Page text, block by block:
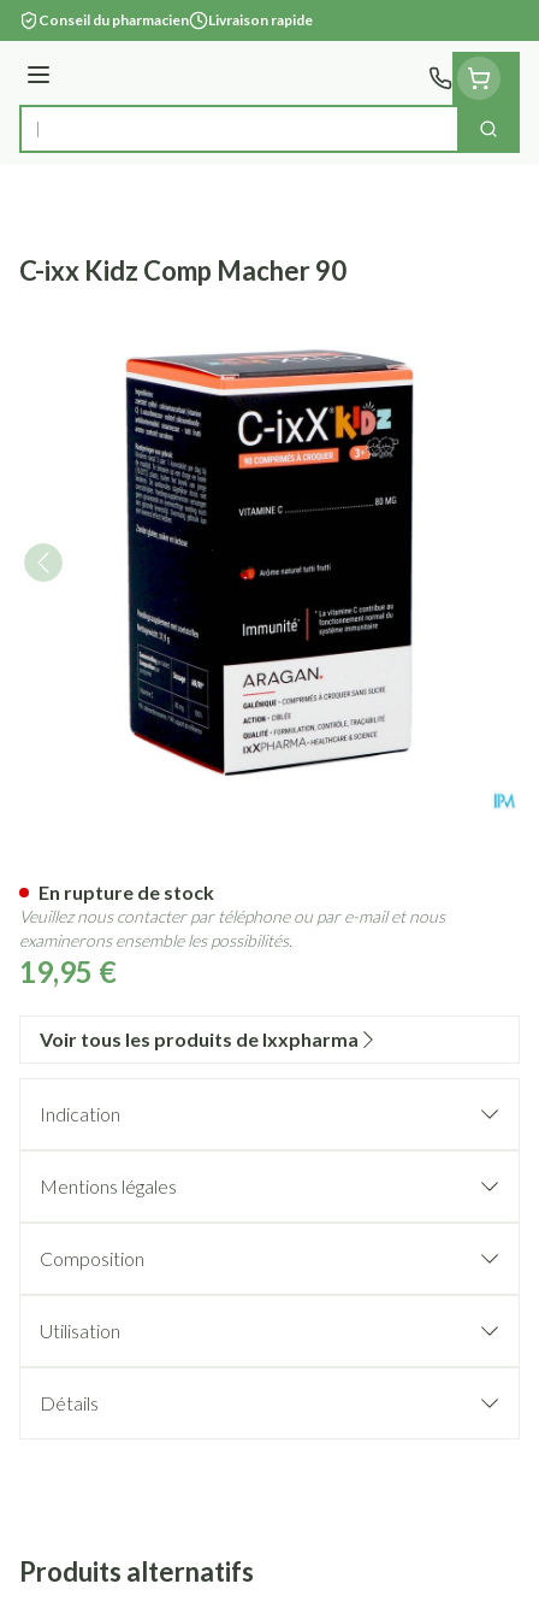
Aller au contenu
Conseil du pharmacien Livraison rapide
Menu
Rechercher
C-ixx Kidz Comp Macher 90
19,95 €
En rupture de stock
Veuillez nous contacter par téléphone ou par e-mail et nous
examinerons ensemble les possibilités.
Voir tous les produits de Ixxpharma
Indication
Mentions légales
Composition
Utilisation
Détails
Produits alternatifs